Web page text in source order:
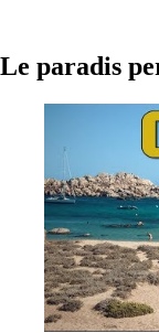
Le paradis